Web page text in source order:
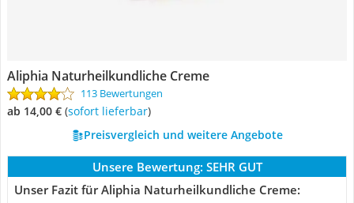
Aliphia Naturheilkundliche Creme
113 Bewertungen
ab 14,00 € ( Sofort lieferbar)
Preisvergleich und weitere Angebote
Unsere Bewertung: SEHR GUT
Unser Fazit für Aliphia Naturheilkundliche Creme: